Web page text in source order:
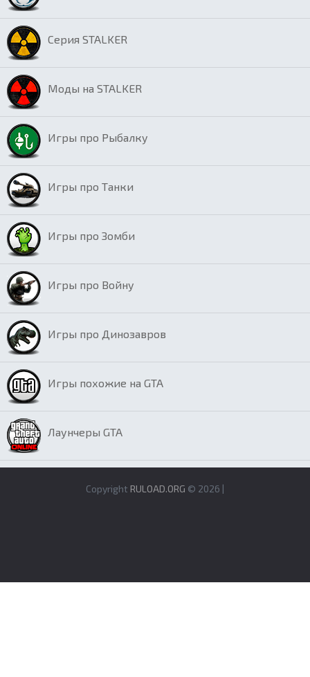
Серия STALKER
Моды на STALKER
Игры про Рыбалку
Игры про Танки
Игры про Зомби
Игры про Войну
Игры про Динозавров
Игры похожие на GTA
Лаунчеры GTA
Copyright RULOAD.ORG © 2026 |